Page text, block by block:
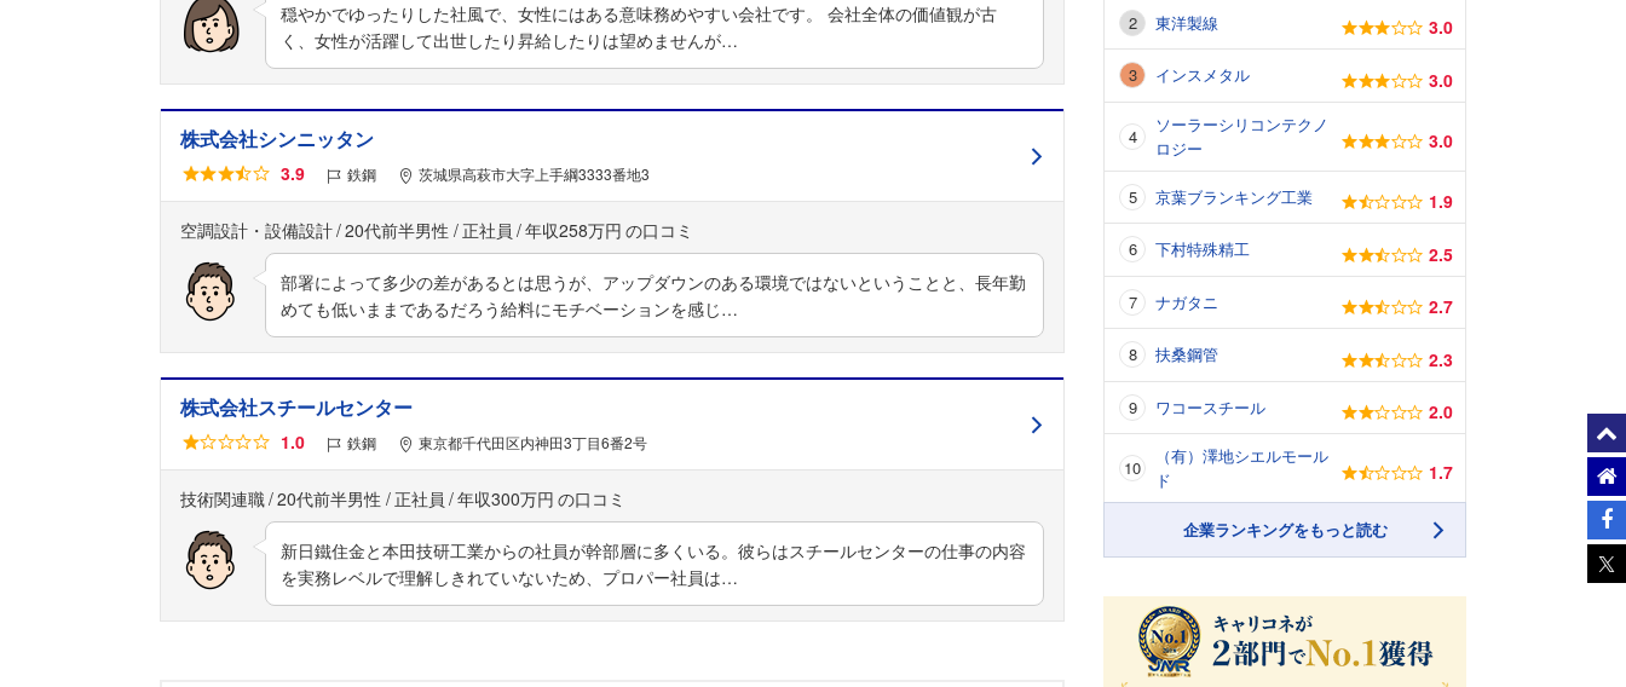
フォローしました
こちらの企業もフォローしませんか？
穏やかでゆったりした社風で、女性にはある意味務めやすい会社です。 会社全体の価値観が古
く、女性が活躍して出世したり昇給したりは望めませんが…
株式会社シンニッタン
3.9 鉄鋼 茨城県高萩市大字上手綱3333番地3
空調設計・設備設計 20代前半男性 正社員 年収258万円
部署によって多少の差があるとは思うが、アップダウンのある環境ではないということと、長年勤
めても低いままであるだろう給料にモチベーションを感じ…
株式会社スチールセンター
1.0 鉄鋼 東京都千代田区内神田3丁目6番2号
技術関連職 20代前半男性 正社員 年収300万円
新日鐵住金と本田技研工業からの社員が幹部層に多くいる。彼らはスチールセンターの仕事の内容
を実務レベルで理解しきれていないため、プロパー社員は…
東洋製線 3.0
インスメタル 3.0
ソーラーシリコンテクノ
ロジー
3.0
京葉ブランキング工業 1.9
下村特殊精工 2.5
ナガタニ 2.7
扶桑鋼管 2.3
ワコースチール 2.0
（有）澤地シエルモール
ド
1.7
企業ランキングをもっと読む